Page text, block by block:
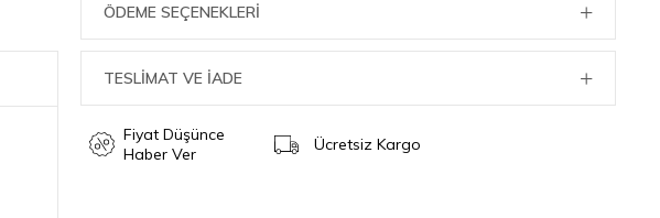
ÖDEME SEÇENEKLERI
TESLİMAT VE İADE
Fiyat Düşünce
Haber Ver
Ücretsiz Kargo